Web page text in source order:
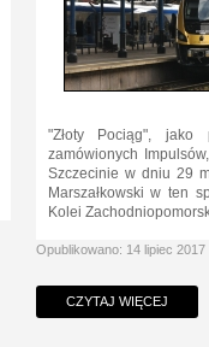
"Złoty Pociąg",
zamówionych
Szczecinie w dniu 29
Marszałkowski w ten
Kolei
Opublikowano: 14 lipiec 2017
CZYTAJ WIĘCEJ